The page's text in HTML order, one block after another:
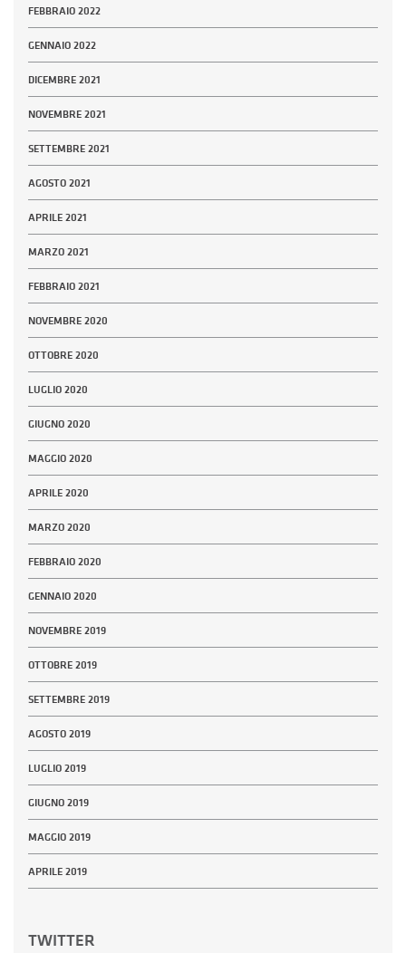
FEBBRAIO 2022
GENNAIO 2022
DICEMBRE 2021
NOVEMBRE 2021
SETTEMBRE 2021
AGOSTO 2021
APRILE 2021
MARZO 2021
FEBBRAIO 2021
NOVEMBRE 2020
OTTOBRE 2020
LUGLIO 2020
GIUGNO 2020
MAGGIO 2020
APRILE 2020
MARZO 2020
FEBBRAIO 2020
GENNAIO 2020
NOVEMBRE 2019
OTTOBRE 2019
SETTEMBRE 2019
AGOSTO 2019
LUGLIO 2019
GIUGNO 2019
MAGGIO 2019
APRILE 2019
TWITTER